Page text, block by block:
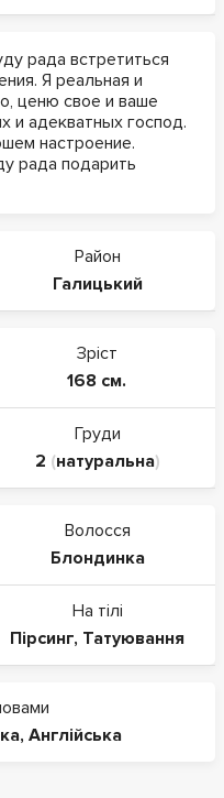
рада встретиться
Я реальная и
ценю свое и ваше
и адекватных господ.
настроение.
рада подарить
Район
Галицький
Зріст
168 см.
Груди
2 (натуральна)
Волосся
Блондинка
На тілі
Пірсинг, Татуювання
, Англійська